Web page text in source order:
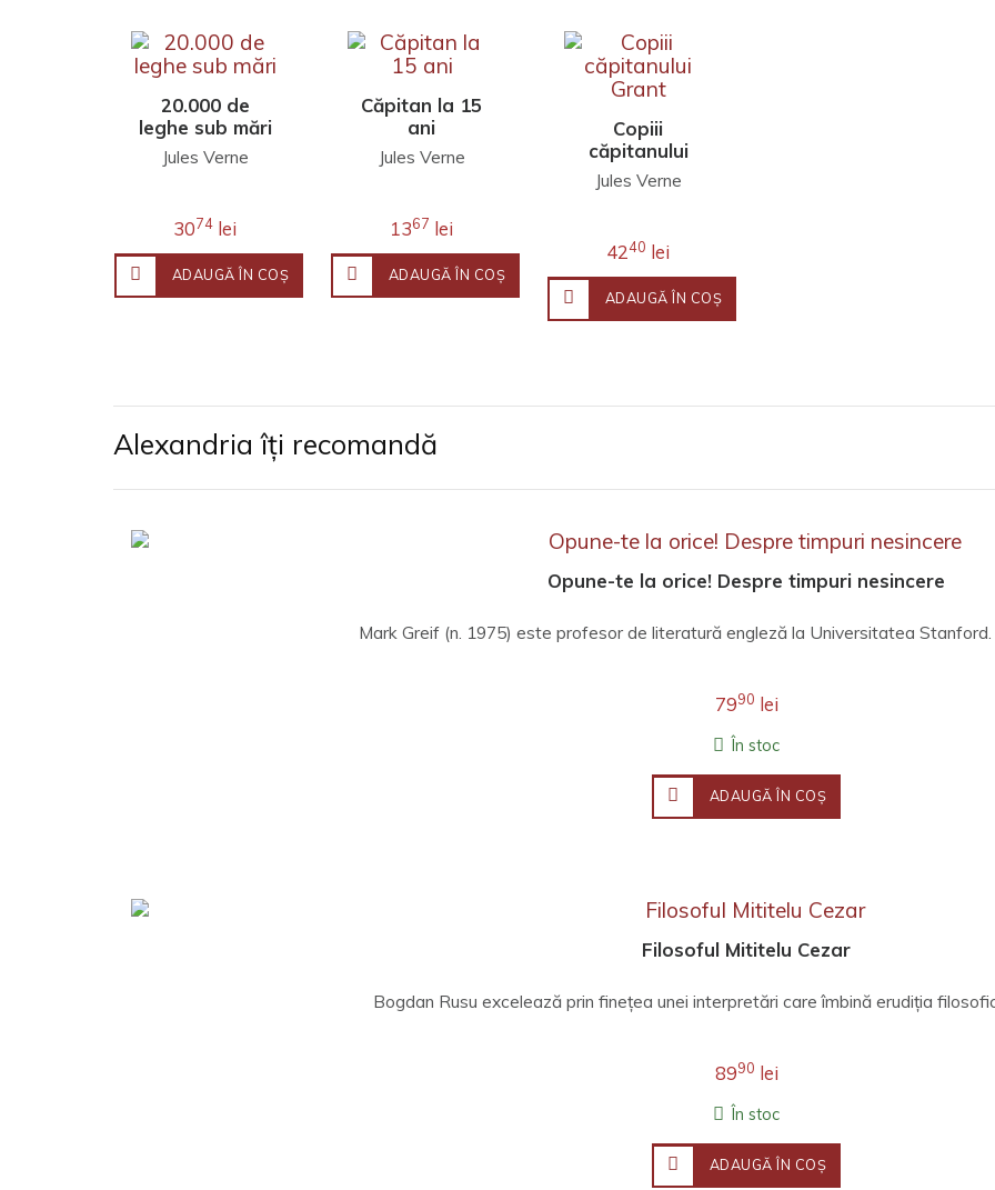
20.000 de
leghe sub mări
Jules Verne
3074 lei
ADAUGĂ ÎN COŞ
Căpitan la 15
ani
Jules Verne
1367 lei
ADAUGĂ ÎN COŞ
Copiii
căpitanului
Grant
Jules Verne
4240 lei
ADAUGĂ ÎN COŞ
Alexandria îți recomandă
Opune-te la orice! Despre timpuri nesincere
Mark Greif (n. 1975) este profesor de literatură engleză la Universitatea Stanford.
7990 lei
În stoc
ADAUGĂ ÎN COŞ
Filosoful Mititelu Cezar
Bogdan Rusu excelează prin finețea unei interpretări care îmbină erudiția
8990 lei
În stoc
ADAUGĂ ÎN COŞ